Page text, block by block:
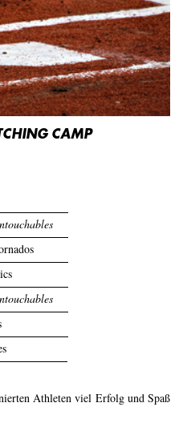
CAMP
Athleten viel Erfolg und Spaß